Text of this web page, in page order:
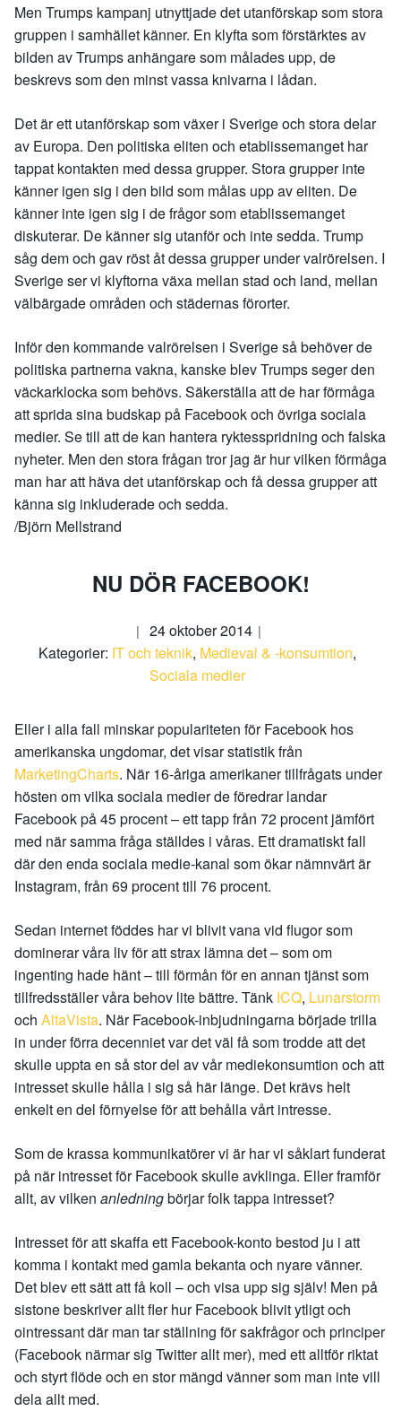
Men Trumps kampanj utnyttjade det utanförskap som stora
gruppen i samhället känner. En klyfta som förstärktes av
bilden av Trumps anhängare som målades upp, de
beskrevs som den minst vassa knivarna i lådan.
Det är ett utanförskap som växer i Sverige och stora delar
av Europa. Den politiska eliten och etablissemanget har
tappat kontakten med dessa grupper. Stora grupper inte
känner igen sig i den bild som målas upp av eliten. De
känner inte igen sig i de frågor som etablissemanget
diskuterar. De känner sig utanför och inte sedda. Trump
såg dem och gav röst åt dessa grupper under valrörelsen. I
Sverige ser vi klyftorna växa mellan stad och land, mellan
välbärgade områden och städernas förorter.
Inför den kommande valrörelsen i Sverige så behöver de
politiska partnerna vakna, kanske blev Trumps seger den
väckarklocka som behövs. Säkerställa att de har förmåga
att sprida sina budskap på Facebook och övriga sociala
medier. Se till att de kan hantera ryktesspridning och falska
nyheter. Men den stora frågan tror jag är hur vilken förmåga
man har att häva det utanförskap och få dessa grupper att
känna sig inkluderade och sedda.
/Björn Mellstrand
NU DÖR FACEBOOK!
24 oktober 2014
Kategorier: IT och teknik, Medieval & -konsumtion,
Sociala medier
Eller i alla fall minskar populariteten för Facebook hos
amerikanska ungdomar, det visar statistik från
MarketingCharts. När 16-åriga amerikaner tillfrågats under
hösten om vilka sociala medier de föredrar landar
Facebook på 45 procent – ett tapp från 72 procent jämfört
med när samma fråga ställdes i våras. Ett dramatiskt fall
där den enda sociala medie-kanal som ökar nämnvärt är
Instagram, från 69 procent till 76 procent.
Sedan internet föddes har vi blivit vana vid flugor som
dominerar våra liv för att strax lämna det – som om
ingenting hade hänt – till förmån för en annan tjänst som
tillfredsställer våra behov lite bättre. Tänk ICQ, Lunarstorm
och AltaVista. När Facebook-inbjudningarna började trilla
in under förra decenniet var det väl få som trodde att det
skulle uppta en så stor del av vår mediekonsumtion och att
intresset skulle hålla i sig så här länge. Det krävs helt
enkelt en del förnyelse för att behålla vårt intresse.
Som de krassa kommunikatörer vi är har vi såklart funderat
på när intresset för Facebook skulle avklinga. Eller framför
allt, av vilken anledningbörjar folk tappa intresset?
Intresset för att skaffa ett Facebook-konto bestod ju i att
komma i kontakt med gamla bekanta och nyare vänner.
Det blev ett sätt att få koll – och visa upp sig själv! Men på
sistone beskriver allt fler hur Facebook blivit ytligt och
ointressant där man tar ställning för sakfrågor och principer
(Facebook närmar sig Twitter allt mer), med ett alltför riktat
och styrt flöde och en stor mängd vänner som man inte vill
dela allt med.